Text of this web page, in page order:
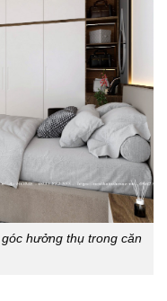
hưởng thụ trong căn